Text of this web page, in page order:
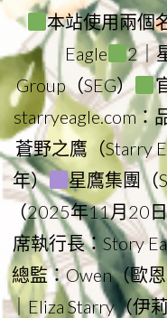
本站使用兩個
Eagle
2｜
Group（SEG）
starryeagle.com：
蒼野之鷹（Starry
年）
星鷹集團（
（2025年11月20
席執行長：Story
總監：Owen（歐恩
｜Eliza Starry（伊